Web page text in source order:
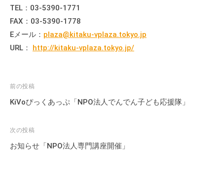
TEL：03-5390-1771
FAX：03-5390-1778
Eメール： plaza@kitaku-vplaza.tokyo.jp
URL： http://kitaku-vplaza.tokyo.jp/
投
稿
ビ
ゲ
前の投稿
KiVoぴっくあっぷ「NPO法人でんでん子ども応援隊」
次の投稿
お知らせ「NPO法人専門講座開催」